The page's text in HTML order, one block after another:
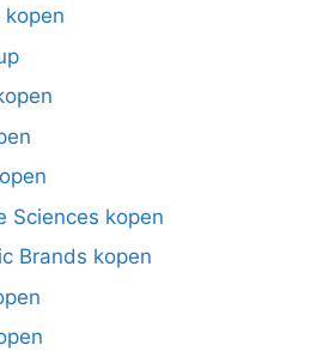
Sciences kopen
Brands kopen